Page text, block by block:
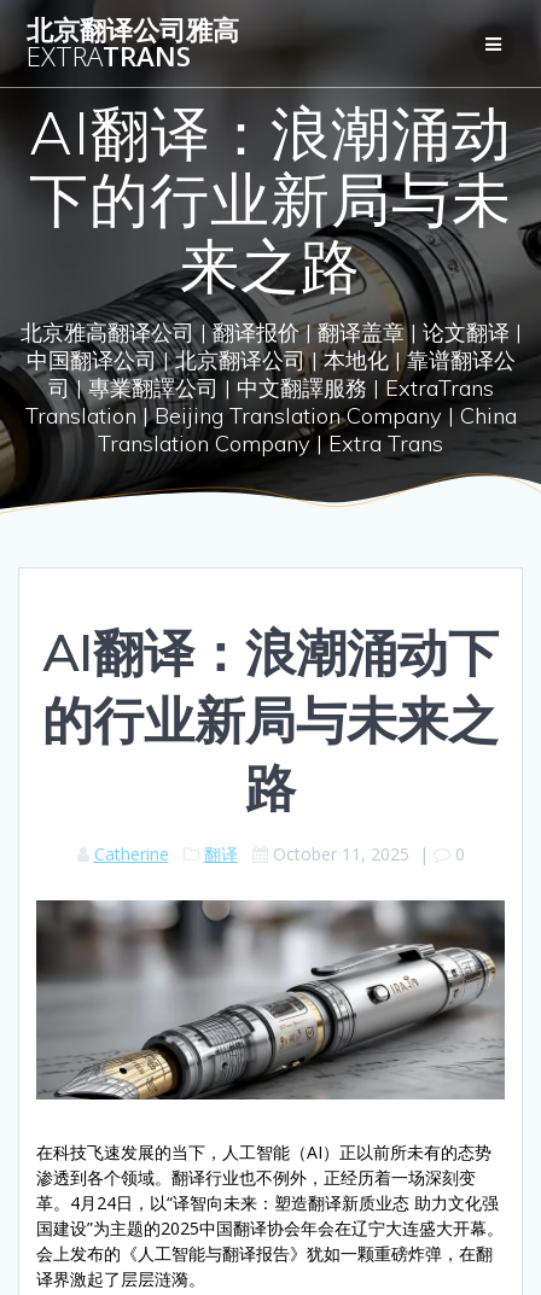
北京翻译公司雅高
EXTRATRANS
AI翻译：浪潮涌动
下的行业新局与未
来之路
北京雅高翻译公司 | 翻译报价 | 翻译盖章 | 论文翻译 |
中国翻译公司 | 北京翻译公司 | 本地化 | 靠谱翻译公
司 | 專業翻譯公司 | 中文翻譯服務 | ExtraTrans
Translation | Beijing Translation Company | China
Translation Company | Extra Trans
AI翻译：浪潮涌动下
的行业新局与未来之
路
Catherine 翻译 October 11, 2025 | 0
在科技飞速发展的当下，人工智能（AI）正以前所未有的态势
渗透到各个领域。翻译行业也不例外，正经历着一场深刻变
革。4月24日，以“译智向未来：塑造翻译新质业态 助力文化强
国建设”为主题的2025中国翻译协会年会在辽宁大连盛大开幕。
会上发布的《人工智能与翻译报告》犹如一颗重磅炸弹，在翻
译界激起了层层涟漪。